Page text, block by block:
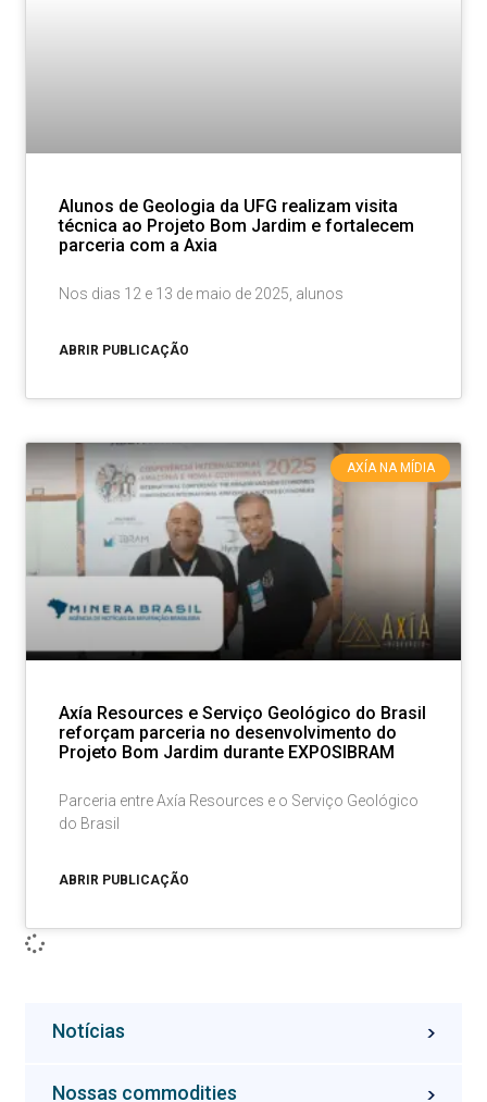
Alunos de Geologia da UFG realizam visita
técnica ao Projeto Bom Jardim e fortalecem
parceria com a Axia
Nos dias 12 e 13 de maio de 2025, alunos
ABRIR PUBLICAÇÃO
AXÍA NA MÍDIA
Axía Resources e Serviço Geológico do Brasil
reforçam parceria no desenvolvimento do
Projeto Bom Jardim durante EXPOSIBRAM
Parceria entre Axía Resources e o Serviço Geológico
do Brasil
ABRIR PUBLICAÇÃO
Notícias
Nossas commodities